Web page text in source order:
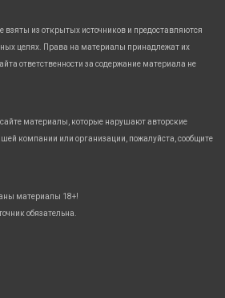
взяты из открытых источников и предоставляются
целях. Права на материалы принадлежат их
ответственности за содержание материала не
материалы, которые нарушают авторские
компании или организации, пожалуйста, сообщите
материалы 18+!
обязательна.